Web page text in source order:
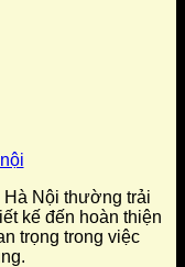
Hà Nội thường trải
kế đến hoàn thiện
trọng trong việc